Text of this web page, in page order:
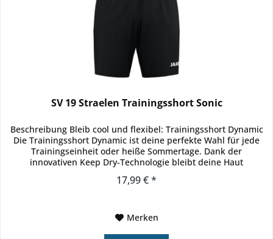
SV 19 Straelen Trainingsshort Sonic
Beschreibung Bleib cool und flexibel: Trainingsshort Dynamic
Die Trainingsshort Dynamic ist deine perfekte Wahl für jede
Trainingseinheit oder heiße Sommertage. Dank der
innovativen Keep Dry-Technologie bleibt deine Haut
17,99 € *
Merken